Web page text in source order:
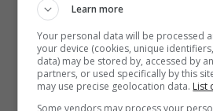
Alla fine della corsa, come
anche il numero due della
incontrato la stampa e lì si
fosse su tutte le furie.
Learn more
Your personal data will be processed
your device (cookies, unique
data) may be stored by, accessed by
partners, or used specifically by this
may use precise geolocation data. List
Some vendors may process your